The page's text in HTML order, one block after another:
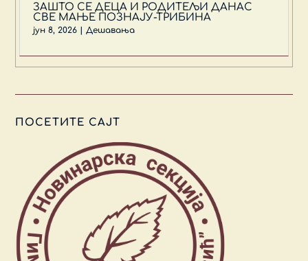
ЗАШТО СЕ ДЕЦА И РОДИТЕЉИ ДАНАС
СВЕ МАЊЕ ПОЗНАЈУ-ТРИБИНА
јун 8, 2026 |Дешавања
ПОСЕТИТЕ САЈТ